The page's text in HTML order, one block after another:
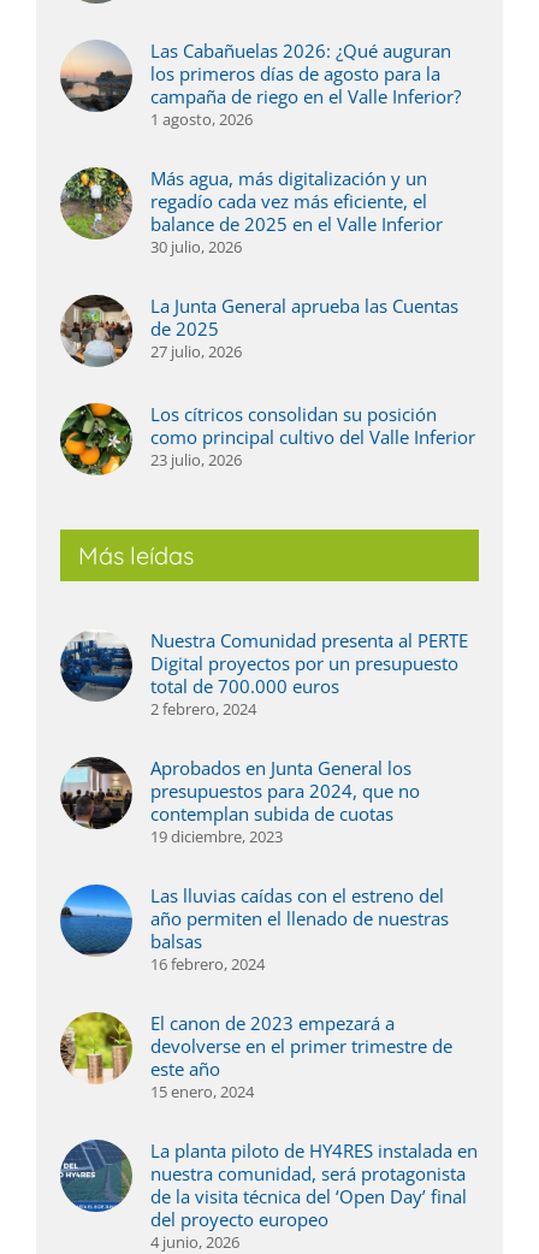
Las Cabañuelas 2026: ¿Qué auguran
los primeros días de agosto para la
campaña de riego en el Valle Inferior?
1 agosto, 2026
Más agua, más digitalización y un
regadío cada vez más eficiente, el
balance de 2025 en el Valle Inferior
30 julio, 2026
La Junta General aprueba las Cuentas
de 2025
27 julio, 2026
Los cítricos consolidan su posición
como principal cultivo del Valle Inferior
23 julio, 2026
Más leídas
Nuestra Comunidad presenta al PERTE
Digital proyectos por un presupuesto
total de 700.000 euros
2 febrero, 2024
Aprobados en Junta General los
presupuestos para 2024, que no
contemplan subida de cuotas
19 diciembre, 2023
Las lluvias caídas con el estreno del
año permiten el llenado de nuestras
balsas
16 febrero, 2024
El canon de 2023 empezará a
devolverse en el primer trimestre de
este año
15 enero, 2024
La planta piloto de HY4RES instalada en
nuestra comunidad, será protagonista
de la visita técnica del ‘Open Day’ final
del proyecto europeo
4 junio, 2026